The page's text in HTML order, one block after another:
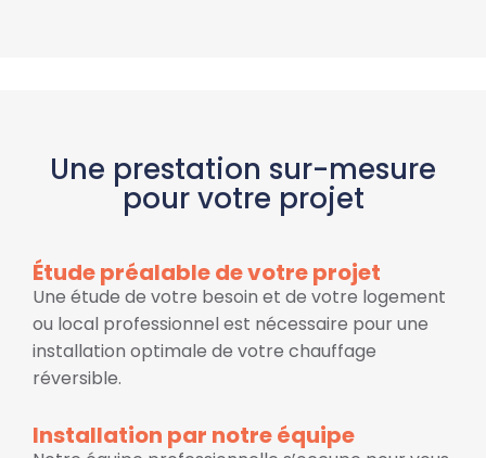
Une prestation sur-mesure
pour votre projet
Étude préalable de votre projet
Une étude de votre besoin et de votre logement
ou local professionnel est nécessaire pour une
installation optimale de votre chauffage
réversible.
Installation par notre équipe